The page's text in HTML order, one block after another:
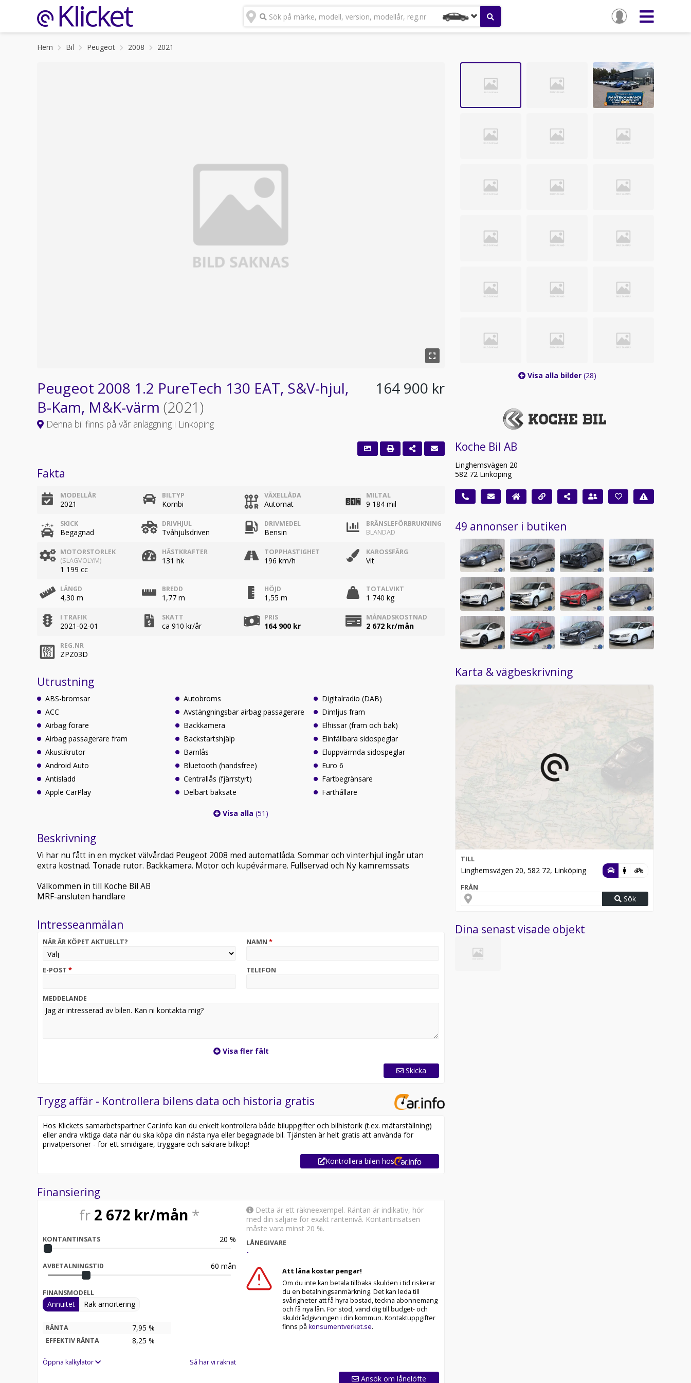
Sök på märke, modell, version, modellår, reg.nr
Hem Bil Peugeot 2008 2021
Peugeot 2008 1.2 PureTech 130 EAT, S&V-hjul,
B-Kam, M&K-värm (2021)
Denna bil finns på vår anläggning i Linköping
164 900 kr
Fakta
MODELLÅR
2021
BILTYP
Kombi
VÄXELLÅDA
Automat
MILTAL
9 184 mil
SKICK
Begagnad
DRIVHJUL
Tvåhjulsdriven
DRIVMEDEL
Bensin
BRÄNSLEFÖRBRUKNING
BLANDAD
MOTORSTORLEK
(SLAGVOLYM)
1 199 cc
HÄSTKRAFTER
131 hk
TOPPHASTIGHET
196 km/h
KAROSSFÄRG
Vit
LÄNGD
4,30 m
BREDD
1,77 m
HÖJD
1,55 m
TOTALVIKT
1 740 kg
I TRAFIK
2021-02-01
SKATT
ca 910 kr/år
PRIS
164 900 kr
MÅNADSKOSTNAD
2 672kr/mån
REG.NR
ZPZ03D
Utrustning
ABS-bromsar
ACC
Airbag förare
Airbag passagerare fram
Akustikrutor
Android Auto
Antisladd
Apple CarPlay
Autobroms
Avstängningsbar airbag passagerare
Backkamera
Backstartshjälp
Barnlås
Bluetooth (handsfree)
Centrallås (fjärrstyrt)
Delbart baksäte
Digitalradio (DAB)
Dimljus fram
Elhissar (fram och bak)
Elinfällbara sidospeglar
Eluppvärmda sidospeglar
Euro 6
Fartbegränsare
Farthållare
Visa alla(51)
Beskrivning
Vi har nu fått in en mycket välvårdad Peugeot 2008 med automatlåda. Sommar och vinterhjul ingår utan
extra kostnad. Tonade rutor. Backkamera. Motor och kupévärmare. Fullservad och Ny kamremssats
Välkommen in till Koche Bil AB
MRF-ansluten handlare
Intresseanmälan
NÄR ÄR KÖPET AKTUELLT? NAMN *
E-POST * TELEFON
MEDDELANDE
Visa fler fält
Skicka
Trygg affär - Kontrollera bilens data och historia gratis
Hos Klickets samarbetspartner Car.info kan du enkelt kontrollera både biluppgifter och bilhistorik (t.ex. mätarställning)
eller andra viktiga data när du ska köpa din nästa nya eller begagnade bil. Tjänsten är helt gratis att använda för
privatpersoner - för ett smidigare, tryggare och säkrare bilköp!
Kontrollera bilen hos
Finansiering
fr 2 672 kr/mån *
KONTANTINSATS 20 %
AVBETALNINGSTID 60 mån
FINANSMODELL
Annuitet Rak amortering
RÄNTA 7,95 %
EFFEKTIV RÄNTA 8,25 %
Öppna kalkylator Så har vi räknat
Detta är ett räkneexempel. Räntan är indikativ, hör
med din säljare för exakt räntenivå. Kontantinsatsen
måste vara minst 20 %.
LÅNEGIVARE
-
Att låna kostar pengar!
Om du inte kan betala tillbaka skulden i tid riskerar
du en betalningsanmärkning. Det kan leda till
svårigheter att få hyra bostad, teckna abonnemang
och få nya lån. För stöd, vänd dig till budget- och
skuldrådgivningen i din kommun. Kontaktuppgifter
finns på konsumentverket.se.
Ansök om lånelöfte
Visa alla bilder (28)
Koche Bil AB
Linghemsvägen 20
582 72 Linköping
49 annonser i butiken
Karta & vägbeskrivning
TILL
Linghemsvägen 20, 582 72, Linköping
FRÅN
Sök
Dina senast visade objekt